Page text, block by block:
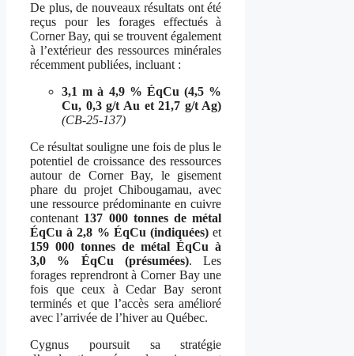
De plus, de nouveaux résultats ont été
reçus pour les forages effectués à
Corner Bay, qui se trouvent également
à l’extérieur des ressources minérales
récemment publiées, incluant :
3,1 m à 4,9 % ÉqCu (4,5 %
Cu, 0,3 g/t Au et 21,7 g/t Ag)
(CB-25-137)
Ce résultat souligne une fois de plus le
potentiel de croissance des ressources
autour de Corner Bay, le gisement
phare du projet Chibougamau, avec
une ressource prédominante en cuivre
contenant 137 000 tonnes de métal
ÉqCu à 2,8 % ÉqCu (indiquées) et
159 000 tonnes de métal ÉqCu à
3,0 % ÉqCu (présumées). Les
forages reprendront à Corner Bay une
fois que ceux à Cedar Bay seront
terminés et que l’accès sera amélioré
avec l’arrivée de l’hiver au Québec.
Cygnus poursuit sa stratégie